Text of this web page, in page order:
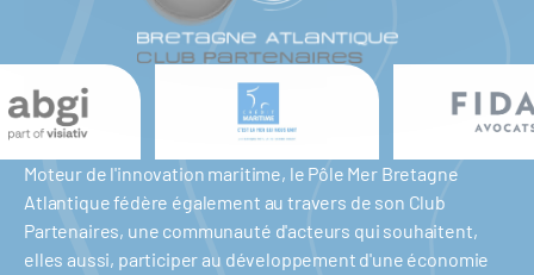
Moteur de l'innovation maritime, le Pôle Mer Bretagne
Atlantique fédère également au travers de son Club
Partenaires, une communauté d'acteurs qui souhaitent,
elles aussi, participer au développement d'une économie